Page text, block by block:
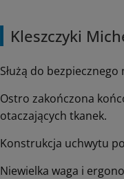
Kleszczyki
Służą do
Ostro zakończona
otaczających tkanek.
Konstrukcja uchwytu
Niewielka waga i